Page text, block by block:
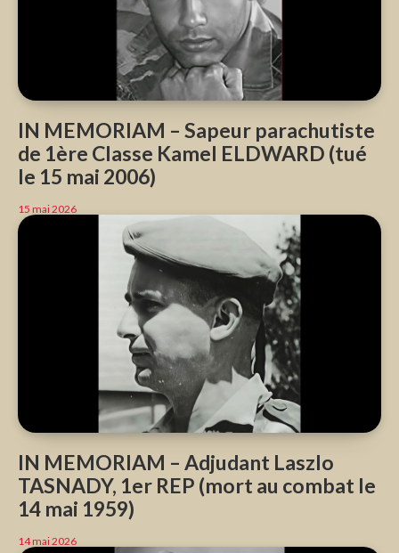
IN MEMORIAM – Sapeur parachutiste
de 1ère Classe Kamel ELDWARD (tué
le 15 mai 2006)
15 mai 2026
IN MEMORIAM – Adjudant Laszlo
TASNADY, 1er REP (mort au combat le
14 mai 1959)
14 mai 2026